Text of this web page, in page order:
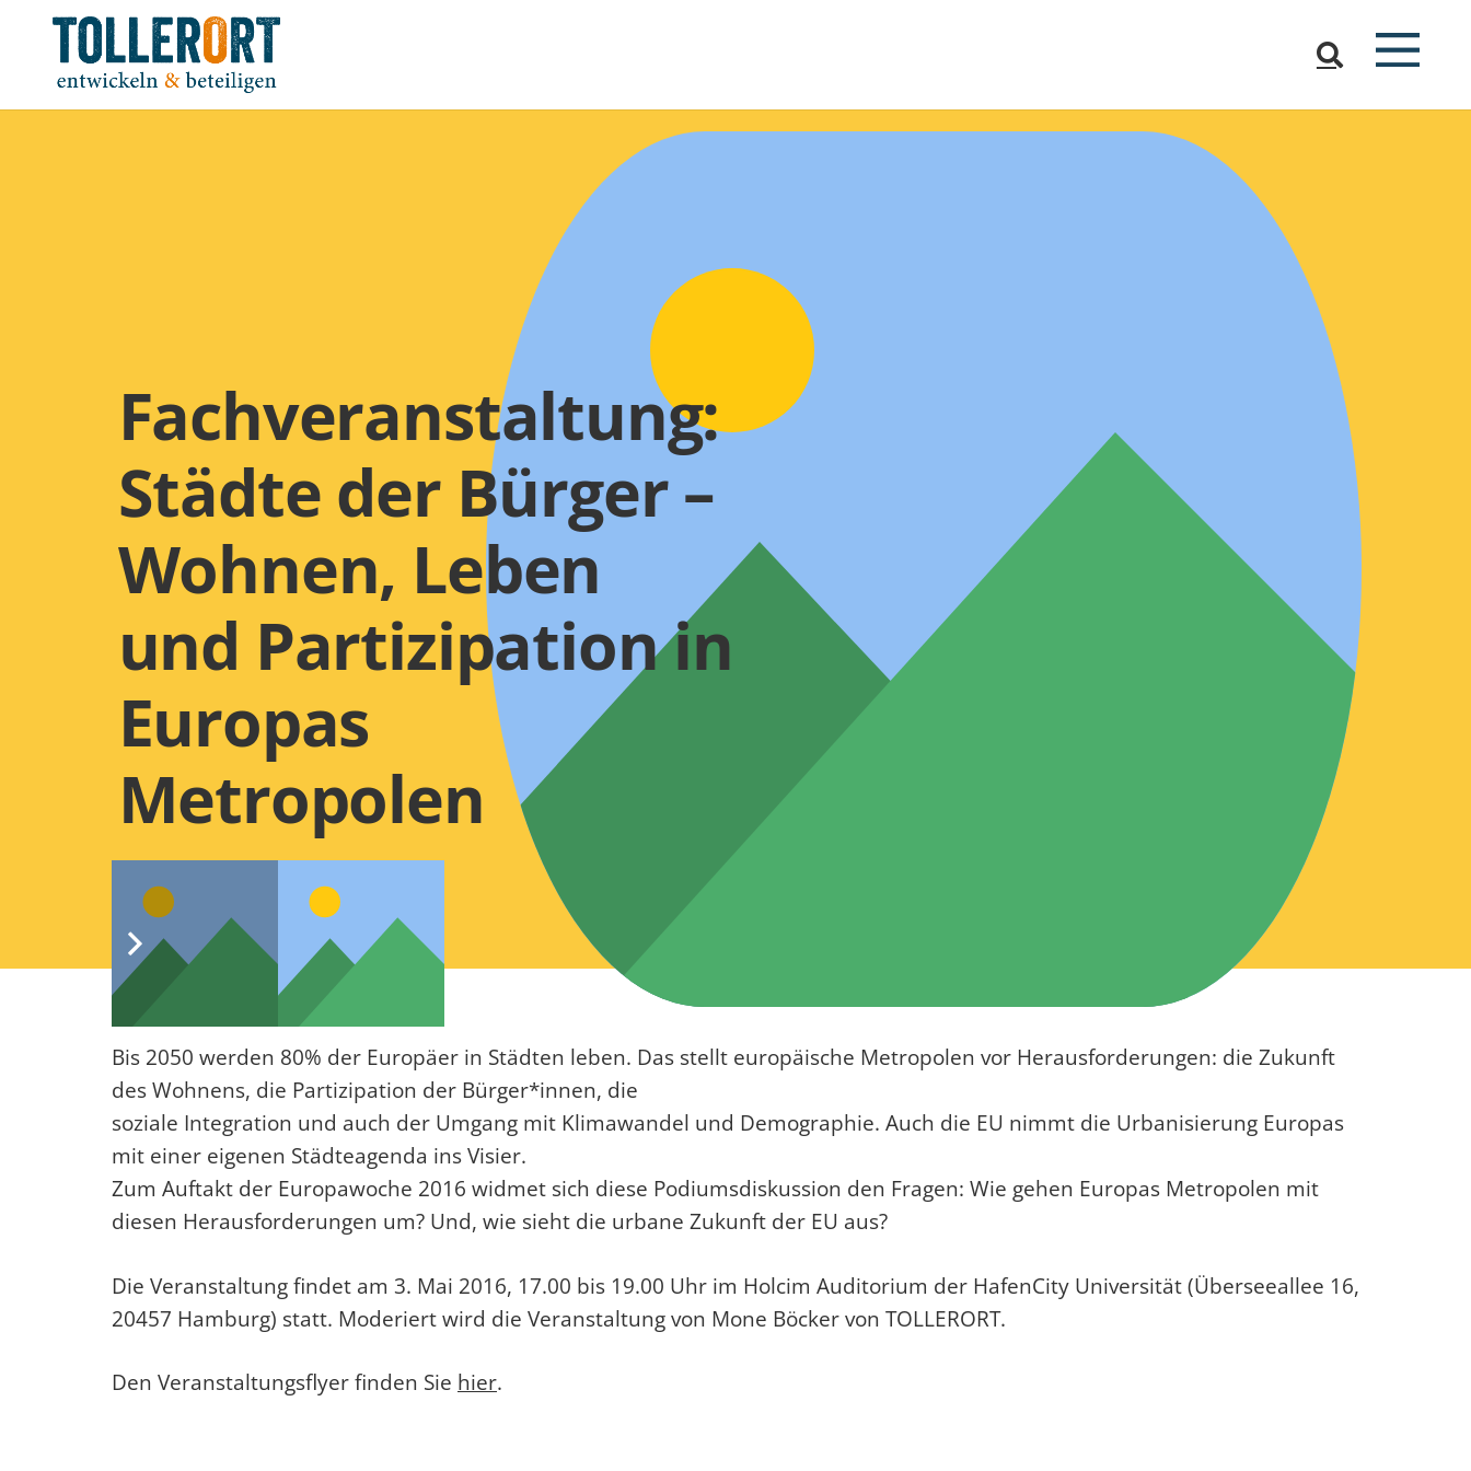
Fachveranstaltung:
Städte der Bürger –
Wohnen, Leben
und Partizipation in
Europas
Metropolen
Bis 2050 werden 80% der Europäer in Städten leben. Das stellt europäische Metropolen vor Herausforderungen: die Zukunft
des Wohnens, die Partizipation der Bürger*innen, die
soziale Integration und auch der Umgang mit Klimawandel und Demographie. Auch die EU nimmt die Urbanisierung Europas
mit einer eigenen Städteagenda ins Visier.
Zum Auftakt der Europawoche 2016 widmet sich diese Podiumsdiskussion den Fragen: Wie gehen Europas Metropolen mit
diesen Herausforderungen um? Und, wie sieht die urbane Zukunft der EU aus?
Die Veranstaltung findet am 3. Mai 2016, 17.00 bis 19.00 Uhr im Holcim Auditorium der HafenCity Universität (Überseeallee 16,
20457 Hamburg) statt. Moderiert wird die Veranstaltung von Mone Böcker von TOLLERORT.
Den Veranstaltungsflyer finden Sie hier.